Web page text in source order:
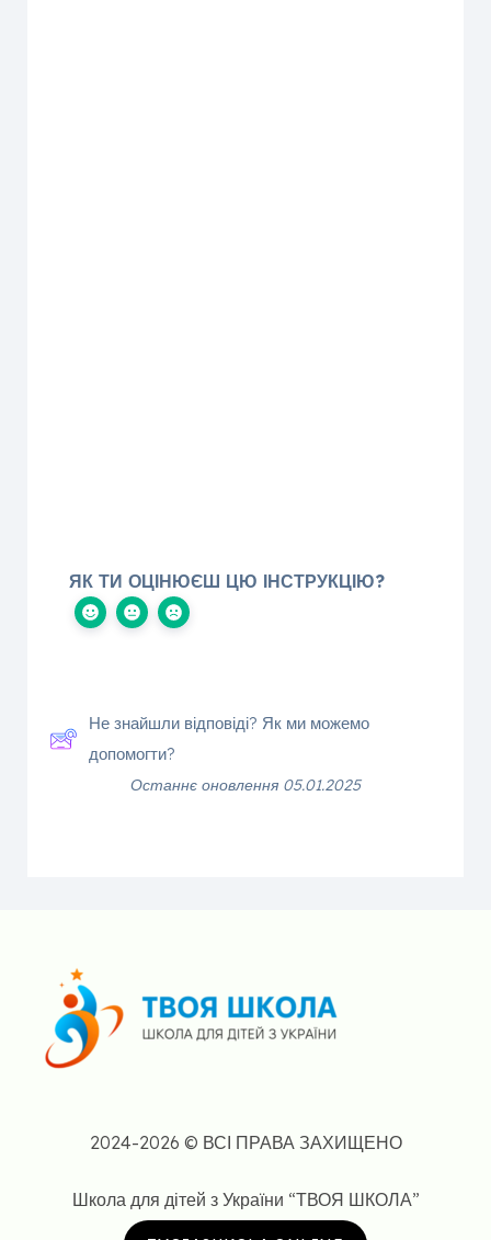
ЯК ТИ ОЦІНЮЄШ ЦЮ ІНСТРУКЦІЮ?
Не знайшли відповіді? Як ми можемо
допомогти?
Останнє оновлення 05.01.2025
2024-2026 © ВСІ ПРАВА ЗАХИЩЕНО
Школа для дітей з України “ТВОЯ ШКОЛА”